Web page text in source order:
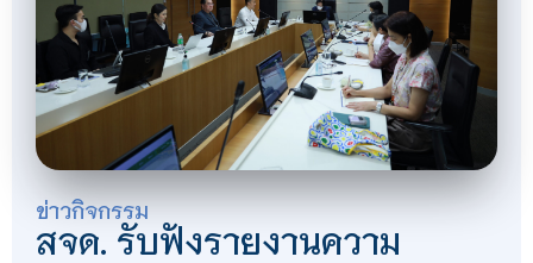
ข่าวกิจกรรม
สจด. รับฟังรายงานความ